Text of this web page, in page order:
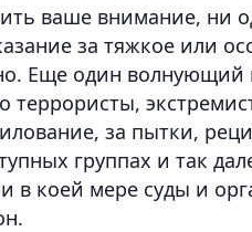
ваше внимание, ни
за тяжкое или
Еще один волнующий
террористы,
за пытки,
группах и так
в коей мере суды и